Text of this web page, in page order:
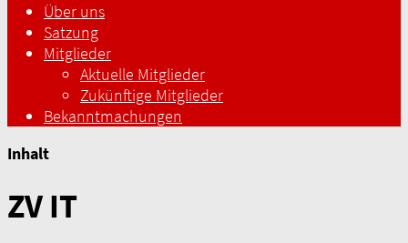
Über uns
Satzung
Mitglieder
Aktuelle Mitglieder
Zukünftige Mitglieder
Bekanntmachungen
Inhalt
ZV IT